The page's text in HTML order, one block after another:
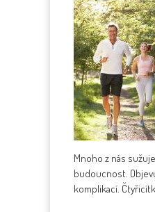
Mnoho z nás
budoucnost.
komplikací.